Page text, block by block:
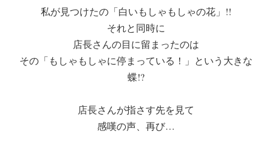
私が見つけたの「白いもしゃもしゃの花」!!
それと同時に
店長さんの目に留まったのは
その「もしゃもしゃに停まっている！」という大きな
蝶!?
店長さんが指さす先を見て
感嘆の声、再び…